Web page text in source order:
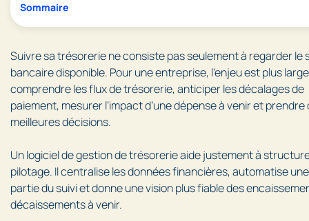
Sommaire
Suivre sa trésorerie ne consiste pas seulement à regarder le
bancaire disponible. Pour une entreprise, l’enjeu est plus
comprendre les flux de trésorerie, anticiper les décalages de
paiement, mesurer l’impact d’une dépense à venir et prendre
meilleures décisions.
Un logiciel de gestion de trésorerie aide justement à
pilotage. Il centralise les données financières, automatise une
partie du suivi et donne une vision plus fiable des
décaissements à venir.